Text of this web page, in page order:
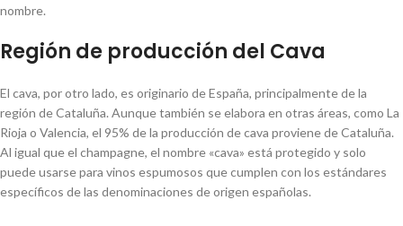
nombre.
Región de producción del Cava
El cava, por otro lado, es originario de España, principalmente de la
región de Cataluña. Aunque también se elabora en otras áreas, como La
Rioja o Valencia, el 95% de la producción de cava proviene de Cataluña.
Al igual que el champagne, el nombre «cava» está protegido y solo
puede usarse para vinos espumosos que cumplen con los estándares
específicos de las denominaciones de origen españolas.